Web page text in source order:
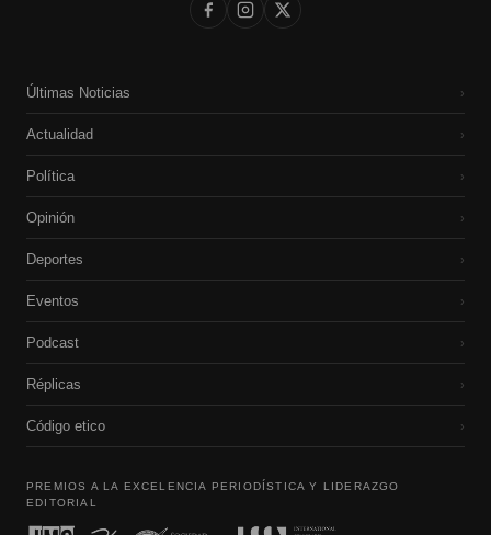
Últimas Noticias ›
Actualidad ›
Política ›
Opinión ›
Deportes ›
Eventos ›
Podcast ›
Réplicas ›
Código etico ›
PREMIOS A LA EXCELENCIA PERIODÍSTICA Y LIDERAZGO
EDITORIAL